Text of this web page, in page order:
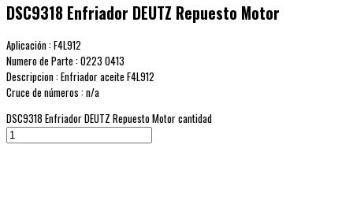
DSC9318 Enfriador DEUTZ Repuesto Motor
Aplicación : F4L912
Numero de Parte : 0223 0413
Descripcion : Enfriador aceite F4L912
Cruce de números : n/a
DSC9318 Enfriador DEUTZ Repuesto Motor cantidad